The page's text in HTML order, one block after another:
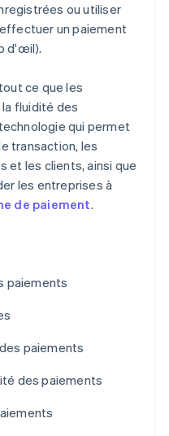
ou utiliser
un paiement
d'œil).
ce que les
fluidité des
qui permet
transaction, les
et les clients, ainsi que
les entreprises à
de paiement.
paiements
paiements
des paiements